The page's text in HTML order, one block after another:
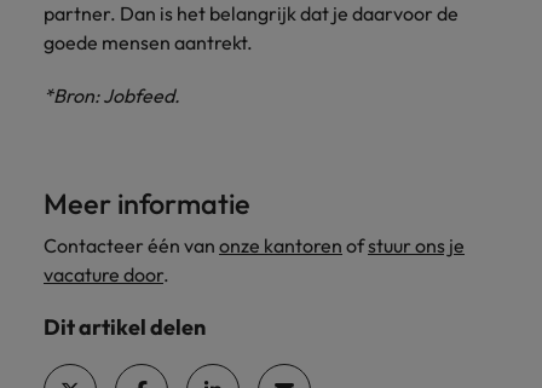
partner. Dan is het belangrijk dat je daarvoor de
goede mensen aantrekt.
*Bron: Jobfeed.
Meer informatie
Contacteer één van onze kantoren ofstuur ons je
vacature door.
Dit artikel delen